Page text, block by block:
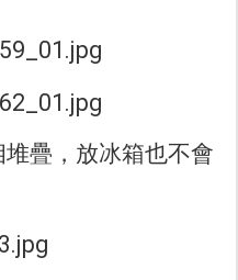
疊，放冰箱也不會